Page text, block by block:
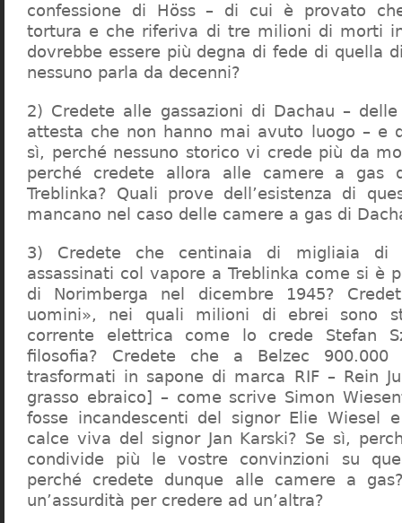
confessione di Höss – di cui è provato
tortura e che riferiva di tre milioni di morti
dovrebbe essere più degna di fede di quella
nessuno parla da decenni?
2) Credete alle gassazioni di Dachau –
attesta che non hanno mai avuto luogo – e
sì, perché nessuno storico vi crede più da
perché credete allora alle camere a gas
Treblinka? Quali prove dell’esistenza di
mancano nel caso delle camere a gas di
3) Credete che centinaia di migliaia di
assassinati col vapore a Treblinka come si è
di Norimberga nel dicembre 1945?
uomini», nei quali milioni di ebrei sono
corrente elettrica come lo crede Stefan
filosofia? Credete che a Belzec
trasformati in sapone di marca RIF – Rein
grasso ebraico] – come scrive Simon
fosse incandescenti del signor Elie Wiesel
calce viva del signor Jan Karski? Se sì,
condivide più le vostre convinzioni su
perché credete dunque alle camere a
un’assurdità per credere ad un’altra?